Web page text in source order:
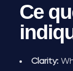
Ce
Clarity: